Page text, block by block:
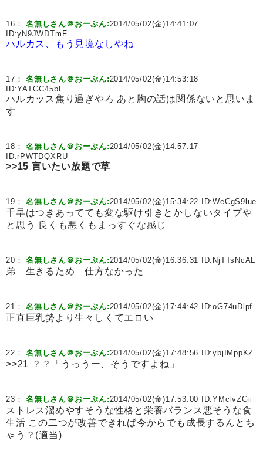
16：名無しさん＠おーぷん:2014/05/02(金)14:41:07
ID:yN9JWDTmF
ハルカス、もう見境なしやね
17：名無しさん＠おーぷん:2014/05/02(金)14:53:18
ID:YATGC45bF
ハルカッス焦り過ぎやろ あと胸の話は関係ないと思いま
す
18：名無しさん＠おーぷん:2014/05/02(金)14:57:17
ID:rPWTDQXRU
>>15 言いたい放題で草
19：名無しさん＠おーぷん:2014/05/02(金)15:34:22 ID:WeCgS9lue
千早はつきあってても変な駆け引きとかしないタイプや
と思う 良くも悪くもまっすぐな感じ
20：名無しさん＠おーぷん:2014/05/02(金)16:36:31 ID: NjTTsNcAL
弟 生きるため 仕方なかった
21：名無しさん＠おーぷん:2014/05/02(金)17:44:42 ID:oG74uDlpf
正直巨乳勢より生々しくてエロい
22：名無しさん＠おーぷん:2014/05/02(金)17:48:56 ID:ybjIMppKZ
>>21 ？？「うっうー、そうですよね」
23：名無しさん＠おーぷん:2014/05/02(金)17:53:00 ID:YMclvZGii
ストレス溜めやすそうな性格と栄養バランス悪そうな食
生活 この二つが改善できれば今からでも成長するんとち
ゃう？(適当)